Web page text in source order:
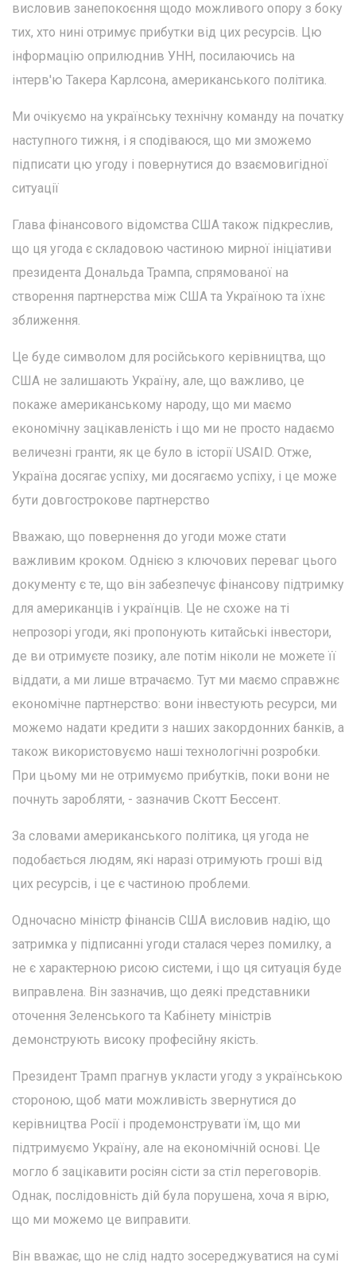
висловив занепокоєння щодо можливого опору з боку
тих, хто нині отримує прибутки від цих ресурсів. Цю
інформацію оприлюднив УНН, посилаючись на
інтерв'ю Такера Карлсона, американського політика.
Ми очікуємо на українську технічну команду на початку
наступного тижня, і я сподіваюся, що ми зможемо
підписати цю угоду і повернутися до взаємовигідної
ситуації
Глава фінансового відомства США також підкреслив,
що ця угода є складовою частиною мирної ініціативи
президента Дональда Трампа, спрямованої на
створення партнерства між США та Україною та їхнє
зближення.
Це буде символом для російського керівництва, що
США не залишають Україну, але, що важливо, це
покаже американському народу, що ми маємо
економічну зацікавленість і що ми не просто надаємо
величезні гранти, як це було в історії USAID. Отже,
Україна досягає успіху, ми досягаємо успіху, і це може
бути довгострокове партнерство
Вважаю, що повернення до угоди може стати
важливим кроком. Однією з ключових переваг цього
документу є те, що він забезпечує фінансову підтримку
для американців і українців. Це не схоже на ті
непрозорі угоди, які пропонують китайські інвестори,
де ви отримуєте позику, але потім ніколи не можете її
віддати, а ми лише втрачаємо. Тут ми маємо справжнє
економічне партнерство: вони інвестують ресурси, ми
можемо надати кредити з наших закордонних банків, а
також використовуємо наші технологічні розробки.
При цьому ми не отримуємо прибутків, поки вони не
почнуть заробляти, - зазначив Скотт Бессент.
За словами американського політика, ця угода не
подобається людям, які наразі отримують гроші від
цих ресурсів, і це є частиною проблеми.
Одночасно міністр фінансів США висловив надію, що
затримка у підписанні угоди сталася через помилку, а
не є характерною рисою системи, і що ця ситуація буде
виправлена. Він зазначив, що деякі представники
оточення Зеленського та Кабінету міністрів
демонструють високу професійну якість.
Президент Трамп прагнув укласти угоду з українською
стороною, щоб мати можливість звернутися до
керівництва Росії і продемонструвати їм, що ми
підтримуємо Україну, але на економічній основі. Це
могло б зацікавити росіян сісти за стіл переговорів.
Однак, послідовність дій була порушена, хоча я вірю,
що ми можемо це виправити.
Він вважає, що не слід надто зосереджуватися на сумі